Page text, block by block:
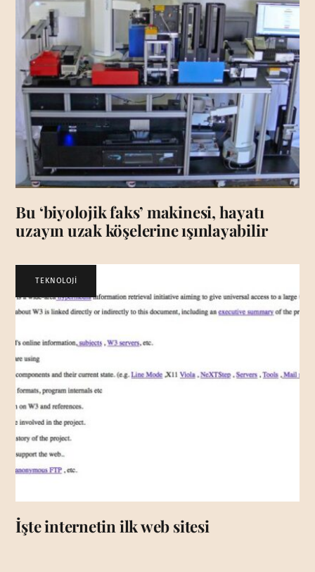
Bu ‘biyolojik faks’ makinesi, hayatı
uzayın uzak köşelerine ışınlayabilir
TEKNOLOJİ
İşte internetin ilk web sitesi